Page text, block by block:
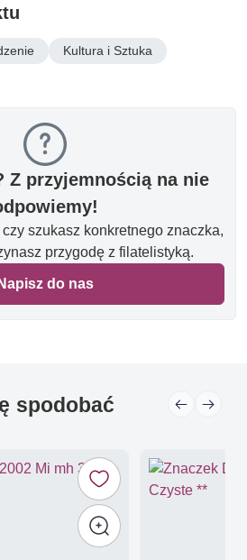
Kultura i Sztuka
Z przyjemnością na nie
szukasz konkretnego znaczka,
przygodę z filatelistyką.
do nas
spodobać